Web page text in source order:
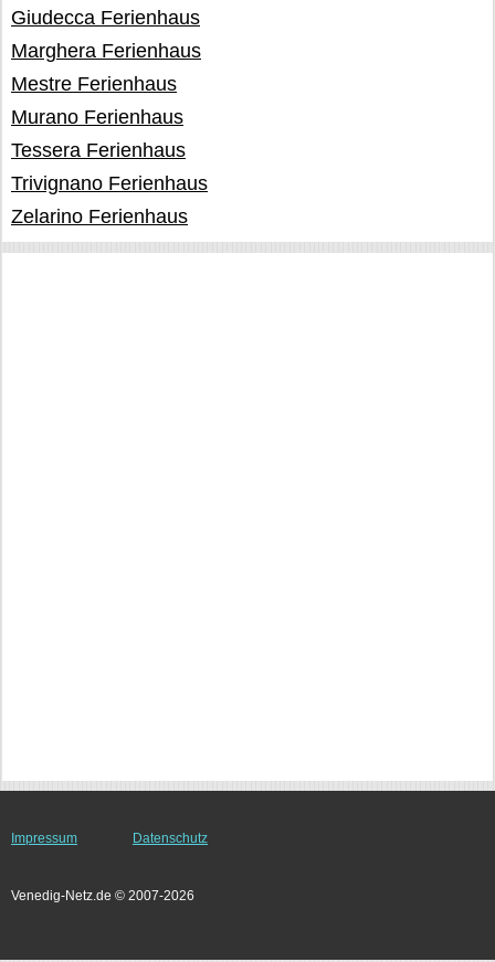
Giudecca Ferienhaus
Marghera Ferienhaus
Mestre Ferienhaus
Murano Ferienhaus
Tessera Ferienhaus
Trivignano Ferienhaus
Zelarino Ferienhaus
Impressum Datenschutz
Venedig-Netz.de © 2007-2026